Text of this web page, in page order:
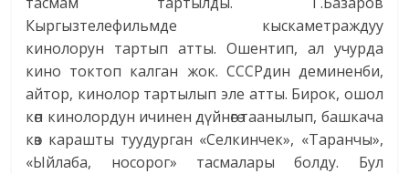
Кыргызтелефильмде кыскаметраждуу
кинолорун тартып атты. Ошентип, ал учурда
кино токтоп калган жок. СССРдин деминенби,
айтор, кинолор тартылып эле атты. Бирок, ошол
көп кинолордун ичинен дүйнөгө таанылып, башкача
көз карашты туудурган «Селкинчек», «Таранчы»,
«Ыйлаба, носорог» тасмалары болду. Бул